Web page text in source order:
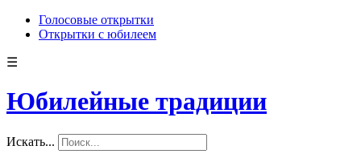
Голосовые открытки
Открытки с юбилеем
☰
Юбилейные традиции
Искать...